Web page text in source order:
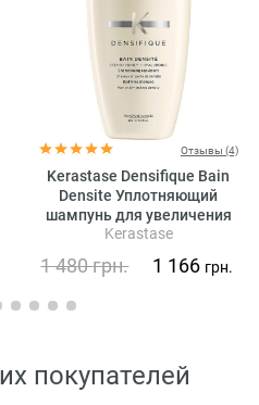
Отзывы (4)
Kerastase Densifique Bain
Densite Уплотняющий
шампунь для увеличения
густоты волос
Kerastase
1 480грн. 1 166 грн.
покупателей